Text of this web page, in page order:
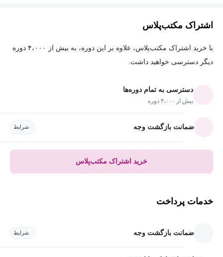
اشتراک مکتب‌پلاس
با خرید اشتراک مکتب‌پلاس، علاوه بر این دوره، به بیش از ۴،۰۰۰ دوره
دیگر دسترسی خواهید داشت.
دسترسی به تمام دوره‌ها
بیش از ۴،۰۰۰ دوره
ضمانت بازگشت وجه شرایط
خرید اشتراک مکتب‌پلاس
خدمات پرداخت
ضمانت بازگشت وجه شرایط